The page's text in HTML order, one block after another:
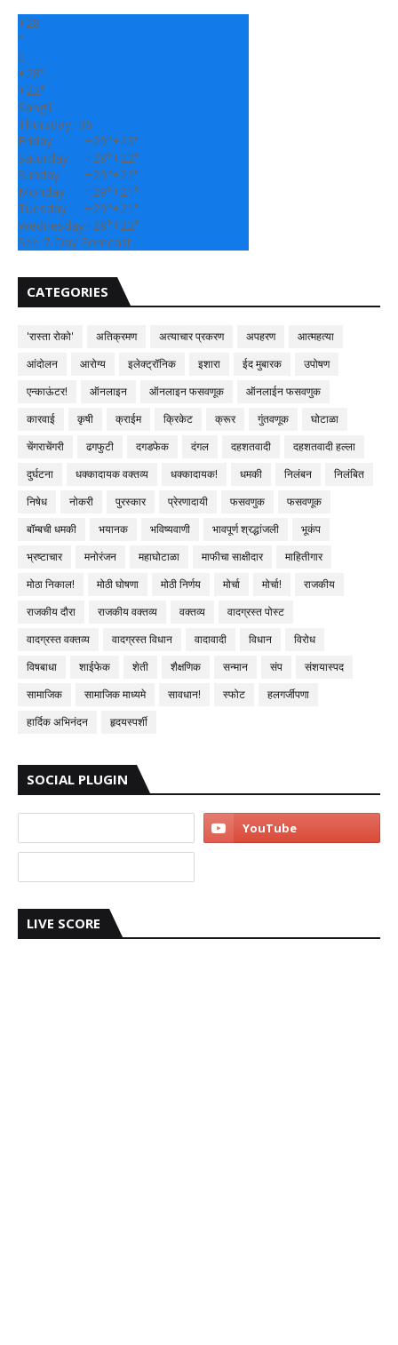
+28
°
C
+28°
+22°
Sangli
Thursday, 06
Friday
+29°+23°
Saturday
+28°+22°
Sunday
+29°+22°
Monday
+29°+21°
Tuesday
+29°+21°
Wednesday+28°+22°
See 7-Day Forecast
CATEGORIES
'रास्ता रोको' अतिक्रमण अत्याचार प्रकरण अपहरण
आत्महत्या
आंदोलन
आरोग्य इलेक्ट्रॉनिक इशारा ईद मुबारक
उपोषण
एन्काऊंटर!
ऑनलाइन ऑनलाइन फसवणूक
ऑनलाईन फसवणुक
कारवाई
कृषी क्राईम क्रिकेट क्रूर गुंतवणूक
घोटाळा
चेंगराचेंगरी
ढगफुटी दगडफेक दंगल दहशतवादी
दहशतवादी हल्ला
दुर्घटना
धक्कादायक वक्तव्य धक्कादायक! धमकी निलंबन
निलंबित
निषेध
नोकरी पुरस्कार प्रेरणादायी फसवणुक
फसवणूक
बॉम्बची धमकी
भयानक भविष्यवाणी भावपूर्ण श्रद्धांजली
भूकंप
भ्रष्टाचार
मनोरंजन महाघोटाळा माफीचा साक्षीदार
माहितीगार
मोठा निकाल!
मोठी घोषणा मोठी निर्णय मोर्चा मोर्चा!
राजकीय
राजकीय दौरा
राजकीय वक्तव्य वक्तव्य
वादग्रस्त पोस्ट
वादग्रस्त वक्तव्य
वादग्रस्त विधान वादावादी विधान
विरोध
विषबाधा
शाईफेक शेती शैक्षणिक सन्मान संप
संशयास्पद
सामाजिक
सामाजिक माध्यमे सावधान! स्फोट
हलगर्जीपणा
हार्दिक अभिनंदन
हृदयस्पर्शी
SOCIAL PLUGIN
LIVE SCORE